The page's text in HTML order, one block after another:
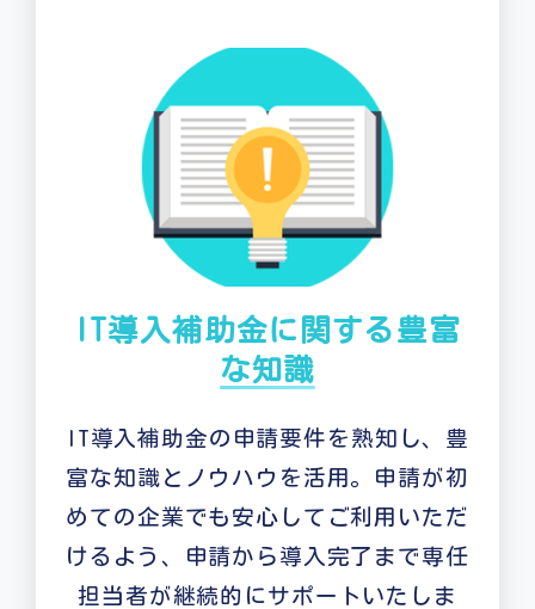
IT導入補助金に関する豊富
な知識
IT導入補助金の申請要件を熟知し、豊
富な知識とノウハウを活用。申請が初
めての企業でも安心してご利用いただ
けるよう、申請から導入完了まで専任
担当者が継続的にサポートいたしま